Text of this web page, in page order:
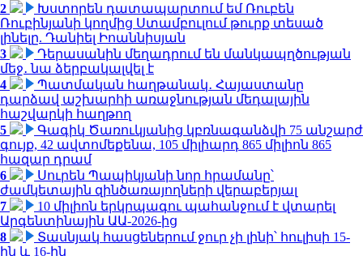
2
Խստորեն դատապարտում եմ Ռուբեն
Ռուբինյանի կողմից Ստամբուլում թուրք տեսած
լինելը. Դանիել Իոաննիսյան
3
Դերասանին մեղադրում են մանկապղծության
մեջ․ նա ձերբակալվել է
4
Պատմական հաղթանակ․ Հայաստանը
դարձավ աշխարհի առաջնության մեդալային
հաշվարկի հաղթող
5
Գագիկ Ծառուկյանից կբռնագանձվի 75 անշարժ
գույք, 42 ավտոմեքենա, 105 միլիարդ 865 միլիոն 865
հազար դրամ
6
Սուրեն Պապիկյանի նոր հրամանը՝
ժամկետային զինծառայողների վերաբերյալ
7
10 միլիոն երկրպագու պահանջում է վտարել
Արգենտինային ԱԱ-2026-ից
8
Տասնյակ հասցեներում ջուր չի լինի՝ հուլիսի 15-
ին և 16-ին